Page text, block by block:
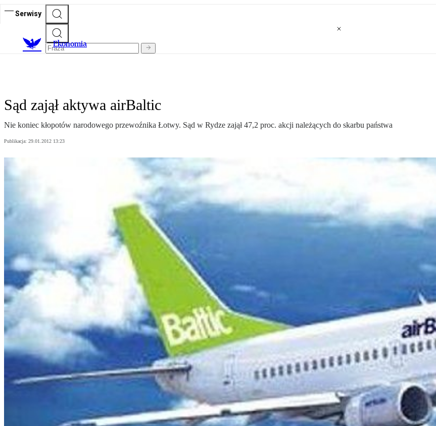
Serwisy
Ekonomia
Sąd zajął aktywa airBaltic
Nie koniec kłopotów narodowego przewoźnika Łotwy. Sąd w Rydze zajął 47,2 proc. akcji należących do skarbu państwa
Publikacja: 29.01.2012 13:23